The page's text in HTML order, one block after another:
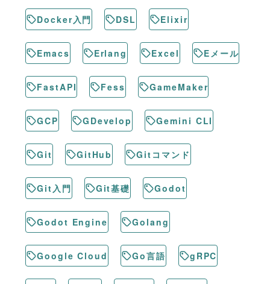
Docker入門 DSL Elixir
Emacs Erlang Excel Eメール
FastAPI Fess GameMaker
GCP GDevelop Gemini CLI
Git GitHub Gitコマンド
Git入門 Git基礎 Godot
Godot Engine Golang
Google Cloud Go言語 gRPC